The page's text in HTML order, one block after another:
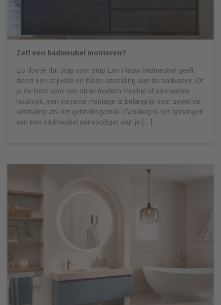
Zelf een badmeubel monteren?
Zo doe je dat stap voor stap Een nieuw badmeubel geeft
direct een stijlvolle en frisse uitstraling aan de badkamer. Of
je nu kiest voor een strak modern meubel of een warme
houtlook, een correcte montage is belangrijk voor zowel de
uitstraling als het gebruiksgemak. Gelukkig is het ophangen
van een badmeubel eenvoudiger dan je […]